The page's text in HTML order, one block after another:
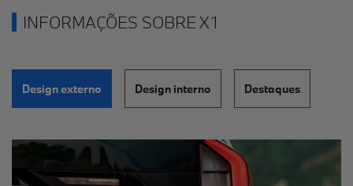
INFORMAÇÕES SOBRE X1
Design externo Design interno Destaques